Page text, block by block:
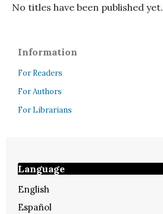
No titles have been published yet.
Information
For Readers
For Authors
For Librarians
Language
English
Español